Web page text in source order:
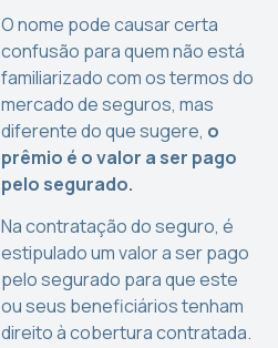
O nome pode causar certa
confusão para quem não está
familiarizado com os termos do
mercado de seguros, mas
diferente do que sugere, o
prêmio é o valor a ser pago
pelo segurado.
Na contratação do seguro, é
estipulado um valor a ser pago
pelo segurado para que este
ou seus beneficiários tenham
direito à cobertura contratada.